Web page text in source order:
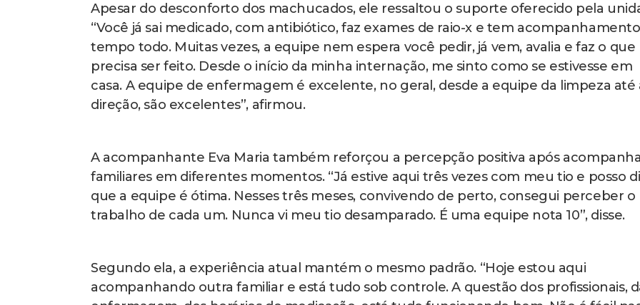
Apesar do desconforto dos machucados, ele ressaltou o suporte oferecido pela
“Você já sai medicado, com antibiótico, faz exames de raio-x e tem
tempo todo. Muitas vezes, a equipe nem espera você pedir, já vem, avalia e faz o que
precisa ser feito. Desde o início da minha internação, me sinto como se estivesse em
casa. A equipe de enfermagem é excelente, no geral, desde a equipe da limpeza até
direção, são excelentes”, afirmou.
A acompanhante Eva Maria também reforçou a percepção positiva após
familiares em diferentes momentos. “Já estive aqui três vezes com meu tio e posso
que a equipe é ótima. Nesses três meses, convivendo de perto, consegui perceber o
trabalho de cada um. Nunca vi meu tio desamparado. É uma equipe nota 10”, disse.
Segundo ela, a experiência atual mantém o mesmo padrão. “Hoje estou aqui
acompanhando outra familiar e está tudo sob controle. A questão dos profissionais,